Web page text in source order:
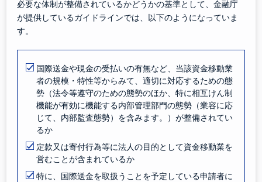
必要な体制が整備されているかどうかの基準として、金融庁
が提供しているガイドラインでは、以下のようになっていま
す。
国際送金や現金の受払いの有無など、当該資金移動業
者の規模・特性等からみて、適切に対応するための態
勢（法令等遵守のための態勢のほか、特に相互けん制
機能が有効に機能する内部管理部門の態勢（業容に応
じて、内部監査態勢）を含みます。）が整備されてい
るか
定款又は寄付行為等に法人の目的として資金移動業を
営むことが含まれているか
特に、国際送金を取扱うことを予定している申請者に